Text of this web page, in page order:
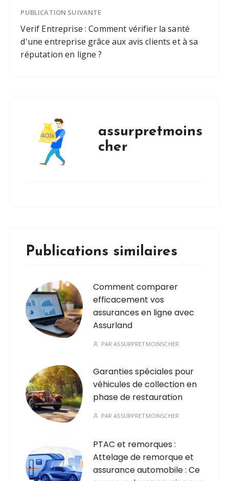
PUBLICATION SUIVANTE
Verif Entreprise : Comment vérifier la santé
d'une entreprise grâce aux avis clients et à sa
réputation en ligne ?
assurpretmoins
cher
Publications similaires
Comment comparer
efficacement vos
assurances en ligne avec
Assurland
PARASSURPRETMOINSCHER
Garanties spéciales pour
véhicules de collection en
phase de restauration
PARASSURPRETMOINSCHER
PTAC et remorques :
Attelage de remorque et
assurance automobile : Ce